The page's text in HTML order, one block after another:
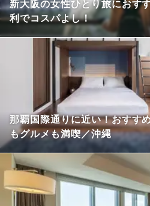
新大阪の女性ひとり旅におす
利でコスパよし！
那覇国際通りに近い！おすす
もグルメも満喫／沖縄